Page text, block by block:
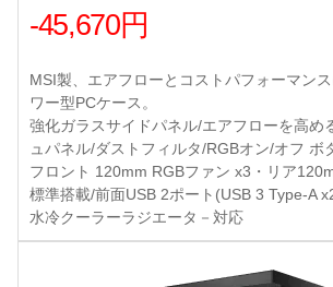
-45,670円
MSI製、エアフローとコストパフォーマン
ワー型PCケース。
強化ガラスサイドパネル/エアフローを高め
ュパネル/ダストフィルタ/RGBオン/オフ ボ
フロント 120mm RGBファン x3・リア
標準搭載/前面USB 2ポート(USB 3 Type-A
水冷クーラーラジエータ－対応